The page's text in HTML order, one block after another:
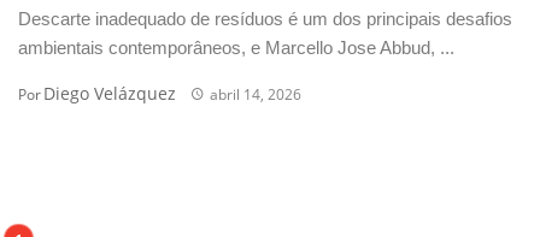
Descarte inadequado de resíduos é um dos principais desafios
ambientais contemporâneos, e Marcello Jose Abbud, ...
PorDiego Velázquez abril 14, 2026